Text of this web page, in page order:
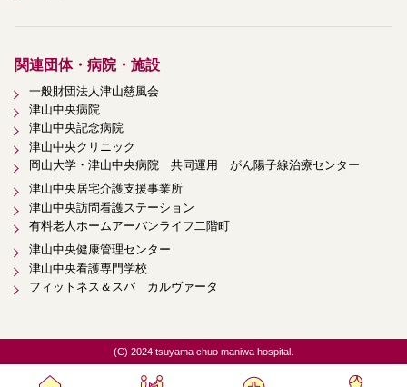
関連団体・病院・施設
一般財団法人津山慈風会
津山中央病院
津山中央記念病院
津山中央クリニック
岡山大学・津山中央病院 共同運用 がん陽子線治療センター
津山中央居宅介護支援事業所
津山中央訪問看護ステーション
有料老人ホームアーバンライフ二階町
津山中央健康管理センター
津山中央看護専門学校
フィットネス＆スパ カルヴァータ
(C) 2024 tsuyama chuo maniwa hospital.